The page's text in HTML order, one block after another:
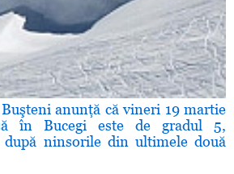
anunţă că vineri 19 martie
în Bucegi este de gradul 5,
ninsorile din ultimele două